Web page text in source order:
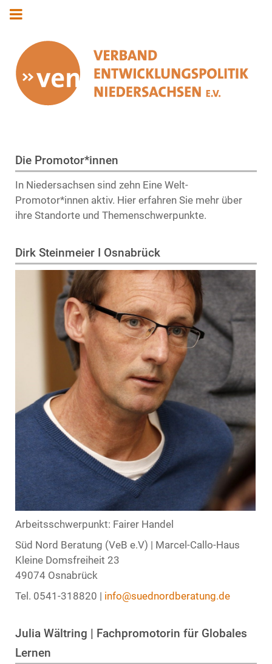
Die Promotor*innen
In Niedersachsen sind zehn Eine Welt-
Promotor*innen aktiv. Hier erfahren Sie mehr über
ihre Standorte und Themenschwerpunkte.
Dirk Steinmeier I Osnabrück
Arbeitsschwerpunkt: Fairer Handel
Süd Nord Beratung (VeB e.V) | Marcel-Callo-Haus
Kleine Domsfreiheit 23
49074 Osnabrück
Tel. 0541-318820 | info@suednordberatung.de
Julia Wältring | Fachpromotorin für Globales
Lernen